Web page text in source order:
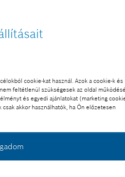
cookie-kat használ. Azok a cookie-k és
feltétlenül szükségesek az oldal
és egyedi ajánlatokat (marketing
akkor használhatók, ha Ön előzetesen